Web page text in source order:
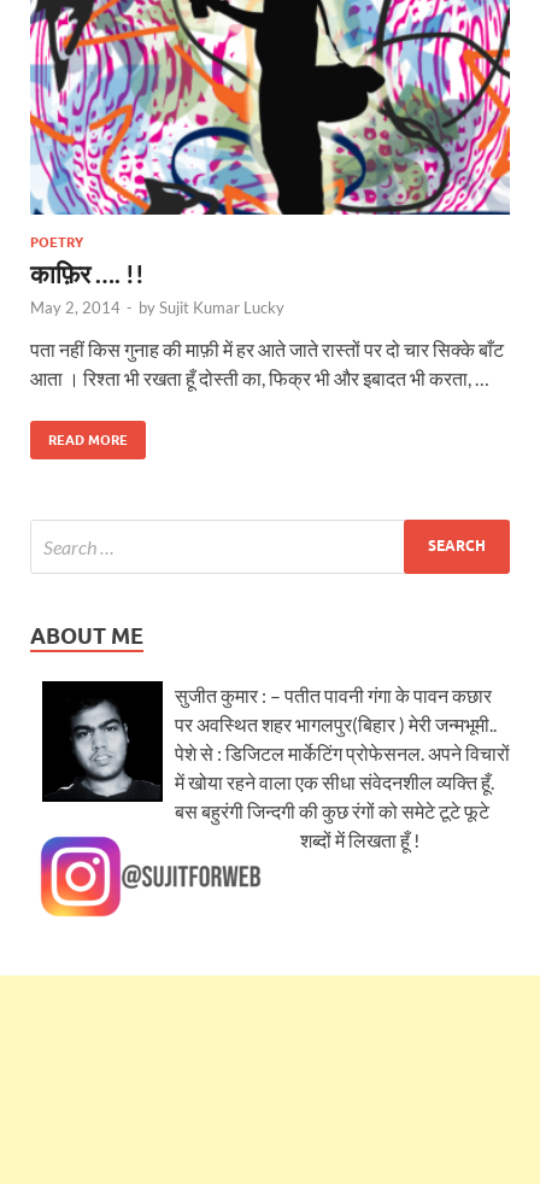
POETRY
काफ़िर …. !!
May 2, 2014 - bySujit Kumar Lucky
पता नहीं किस गुनाह की माफ़ी में हर आते जाते रास्तों पर दो चार सिक्के बाँट
आता । रिश्ता भी रखता हूँ दोस्ती का, फिक्र भी और इबादत भी करता, …
READ MORE
ABOUT ME
सुजीत कुमार : – पतीत पावनी गंगा के पावन कछार
पर अवस्थित शहर भागलपुर(बिहार ) मेरी जन्मभूमी..
पेशे से : डिजिटल मार्केटिंग प्रोफेसनल. अपने विचारों
में खोया रहने वाला एक सीधा संवेदनशील व्यक्ति हूँ.
बस बहुरंगी जिन्दगी की कुछ रंगों को समेटे टूटे फूटे
शब्दों में लिखता हूँ !